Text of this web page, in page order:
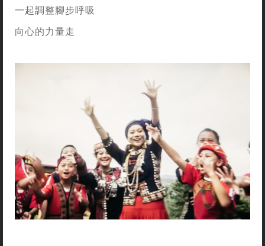
一起調整腳步呼吸
向心的力量走